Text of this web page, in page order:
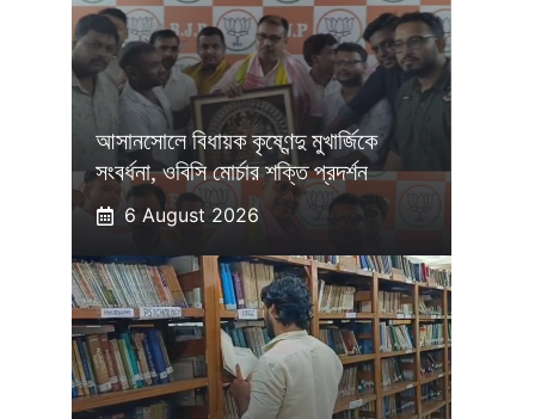
আসানসোলে বিধায়ক কৃষ্ণেন্দু মুখার্জিকে
সংবর্ধনা, ওবিসি মোর্চার শক্তি প্রদর্শন
6 August 2026